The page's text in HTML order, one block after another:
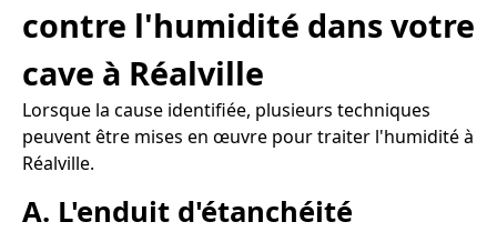
contre l'humidité dans votre
cave à Réalville
Lorsque la cause identifiée, plusieurs techniques
peuvent être mises en œuvre pour traiter l'humidité à
Réalville.
A. L'enduit d'étanchéité